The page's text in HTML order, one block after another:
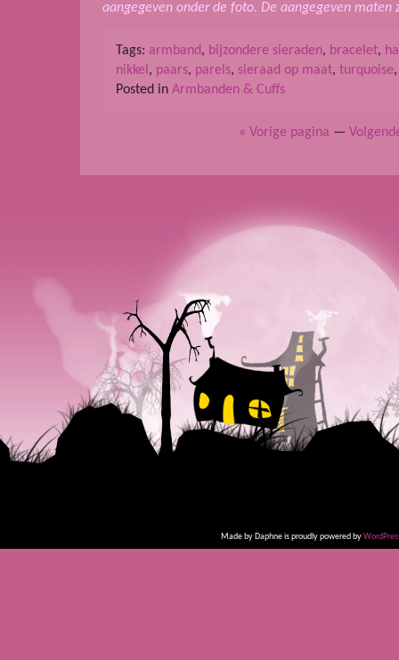
aangegeven onder de foto. De aangegeven
Tags: armband, bijzondere sieraden, bracelet,
nikkel, paars, parels, sieraad op maat, turquoise
Posted in Armbanden & Cuffs
« Vorige pagina —
Made by Daphne is proudly powered by